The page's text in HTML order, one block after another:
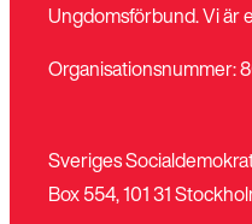
Ungdomsförbund. Vi är
Organisationsnummer:
Sveriges
Box 554, 101 31